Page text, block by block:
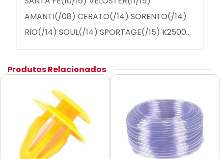
AMANTI(/08) CERATO(/14) SORENTO(/14)
RIO(/14) SOUL(/14) SPORTAGE(/15) K2500..
Produtos Relacionados